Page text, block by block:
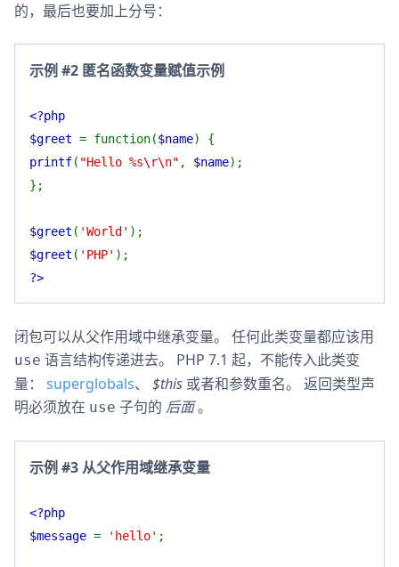
的，最后也要加上分号：
示例 #2 匿名函数变量赋值示例
<?php
$greet = function($name) {
printf( "Hello %s\r\n" , $name);
};
$greet ( 'World' );
$greet ( 'PHP' );
?>
闭包可以从父作用域中继承变量。 任何此类变量都应该用
use 语言结构传递进去。 PHP 7.1 起，不能传入此类变
量： superglobals、 $this 或者和参数重名。 返回类型声
明必须放在 use 子句的 后面。
示例 #3 从父作用域继承变量
<?php
$message = 'hello' ;